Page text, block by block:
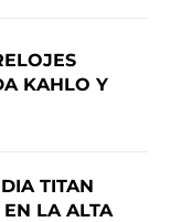
KAHLO Y
TITAN
LA ALTA